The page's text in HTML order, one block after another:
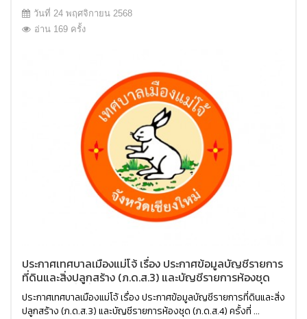
วันที่ 24 พฤศจิกายน 2568
อ่าน 169 ครั้ง
ประกาศเทศบาลเมืองแม่โจ้ เรื่อง ประกาศข้อมูลบัญชีรายการ
ที่ดินและสิ่งปลูกสร้าง (ภ.ด.ส.3) และบัญชีรายการห้องชุด
(ภ.ด.ส.4) ครั้งที่ 2 ประจำปี พ.ศ.2569
ประกาศเทศบาลเมืองแม่โจ้ เรื่อง ประกาศข้อมูลบัญชีรายการที่ดินและสิ่ง
ปลูกสร้าง (ภ.ด.ส.3) และบัญชีรายการห้องชุด (ภ.ด.ส.4) ครั้งที่ ...